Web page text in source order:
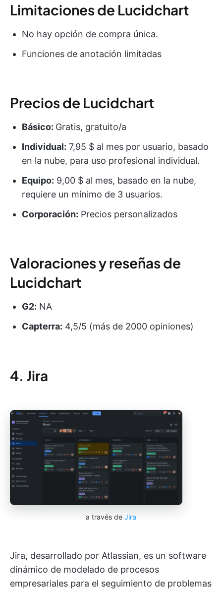
Limitaciones de Lucidchart
No hay opción de compra única.
Funciones de anotación limitadas
Precios de Lucidchart
Básico: Gratis, gratuito/a
Individual: 7,95 $ al mes por usuario, basado
en la nube, para uso profesional individual.
Equipo: 9,00 $ al mes, basado en la nube,
requiere un mínimo de 3 usuarios.
Corporación: Precios personalizados
Valoraciones y reseñas de
Lucidchart
G2: NA
Capterra: 4,5/5 (más de 2000 opiniones)
4. Jira
a través de Jira
Jira, desarrollado por Atlassian, es un software
dinámico de modelado de procesos
empresariales para el seguimiento de problemas